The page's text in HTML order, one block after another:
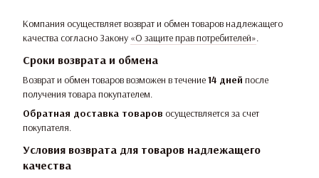
Компания осуществляет возврат и обмен товаров надлежащего
качества согласно Закону «О защите прав потребителей».
Сроки возврата и обмена
Возврат и обмен товаров возможен в течение14 дней после
получения товара покупателем.
Обратная доставка товаров осуществляется за счет
покупателя.
Условия возврата для товаров надлежащего
качества